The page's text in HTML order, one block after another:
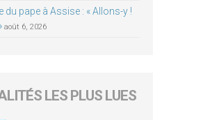
du pape à Assise : « Allons-y !
août 6, 2026
LES PLUS LUES